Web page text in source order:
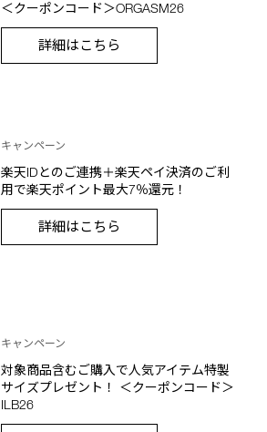
＜クーポンコード＞ORGASM26
詳細はこちら
キャンペーン
楽天IDとのご連携＋楽天ペイ決済のご利
用で楽天ポイント最大7％還元！
詳細はこちら
キャンペーン
対象商品含むご購入で人気アイテム特製
サイズプレゼント！ ＜クーポンコード＞
ILB26